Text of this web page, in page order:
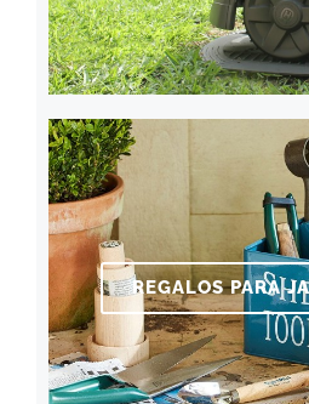
REGALOS PARA